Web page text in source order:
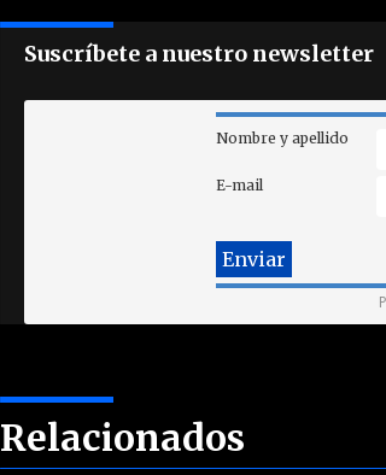
Suscríbete a nuestro newsletter
Nombre y apellido
E-mail
Relacionados